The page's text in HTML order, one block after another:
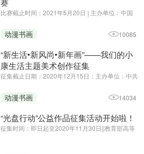
比赛截止时间：2021年5月20日 | 主办单位：中国
动漫书画 10085
“新生活•新风尚•新年画”——我们的小
康生活主题美术创作征集
征集截止日期：2020年12月15日；主办单位：中共
部公共服务司、中国美术家协会 | 为深入贯彻党的十
九大和十九届二中、三中、四中、五中全会精神，
动漫书画 14034
“光盘行动”公益作品征集活动开始啦！
征集时间：即日起至2020年11月30日||教育部高等